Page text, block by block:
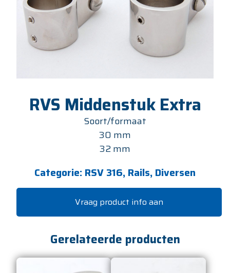
RVS Middenstuk Extra
Soort/formaat
30 mm
32 mm
Categorie: RSV 316, Rails, Diversen
Vraag product info aan
Gerelateerde producten